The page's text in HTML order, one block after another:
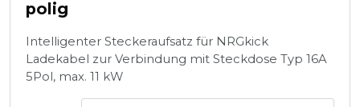
polig
Intelligenter Steckeraufsatz für NRGkick
Ladekabel zur Verbindung mit Steckdose Typ 16A
5Pol, max. 11 kW